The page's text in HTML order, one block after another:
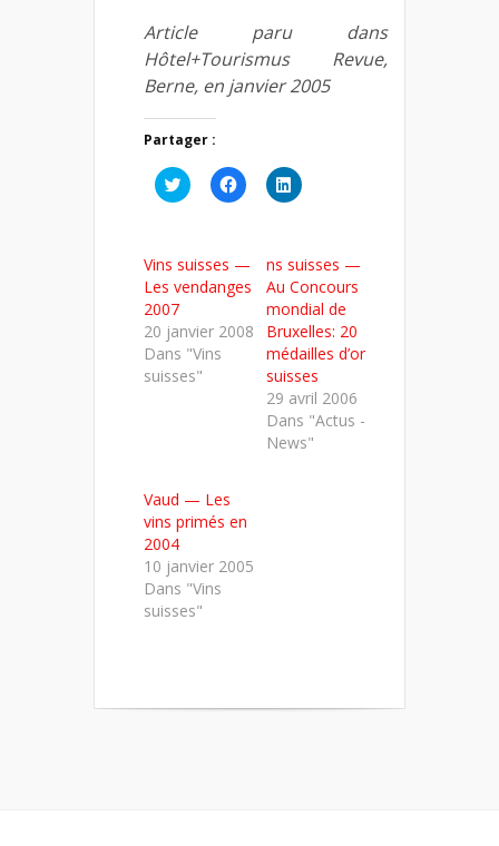
Article paru dans
Hôtel+Tourismus Revue,
Berne, en janvier 2005
Partager :
Cliquez
pour
une
nouvelle
fenêtre)
Cliquez
pour
une
nouvelle
fenêtre)
Cliquez
pour
une
nouvelle
fenêtre)
Vins suisses —
Les vendanges
2007
20 janvier 2008
Dans "Vins
suisses"
ns suisses —
Au Concours
mondial de
Bruxelles: 20
médailles d’or
suisses
29 avril 2006
Dans "Actus -
News"
Vaud — Les
vins primés en
2004
10 janvier 2005
Dans "Vins
suisses"